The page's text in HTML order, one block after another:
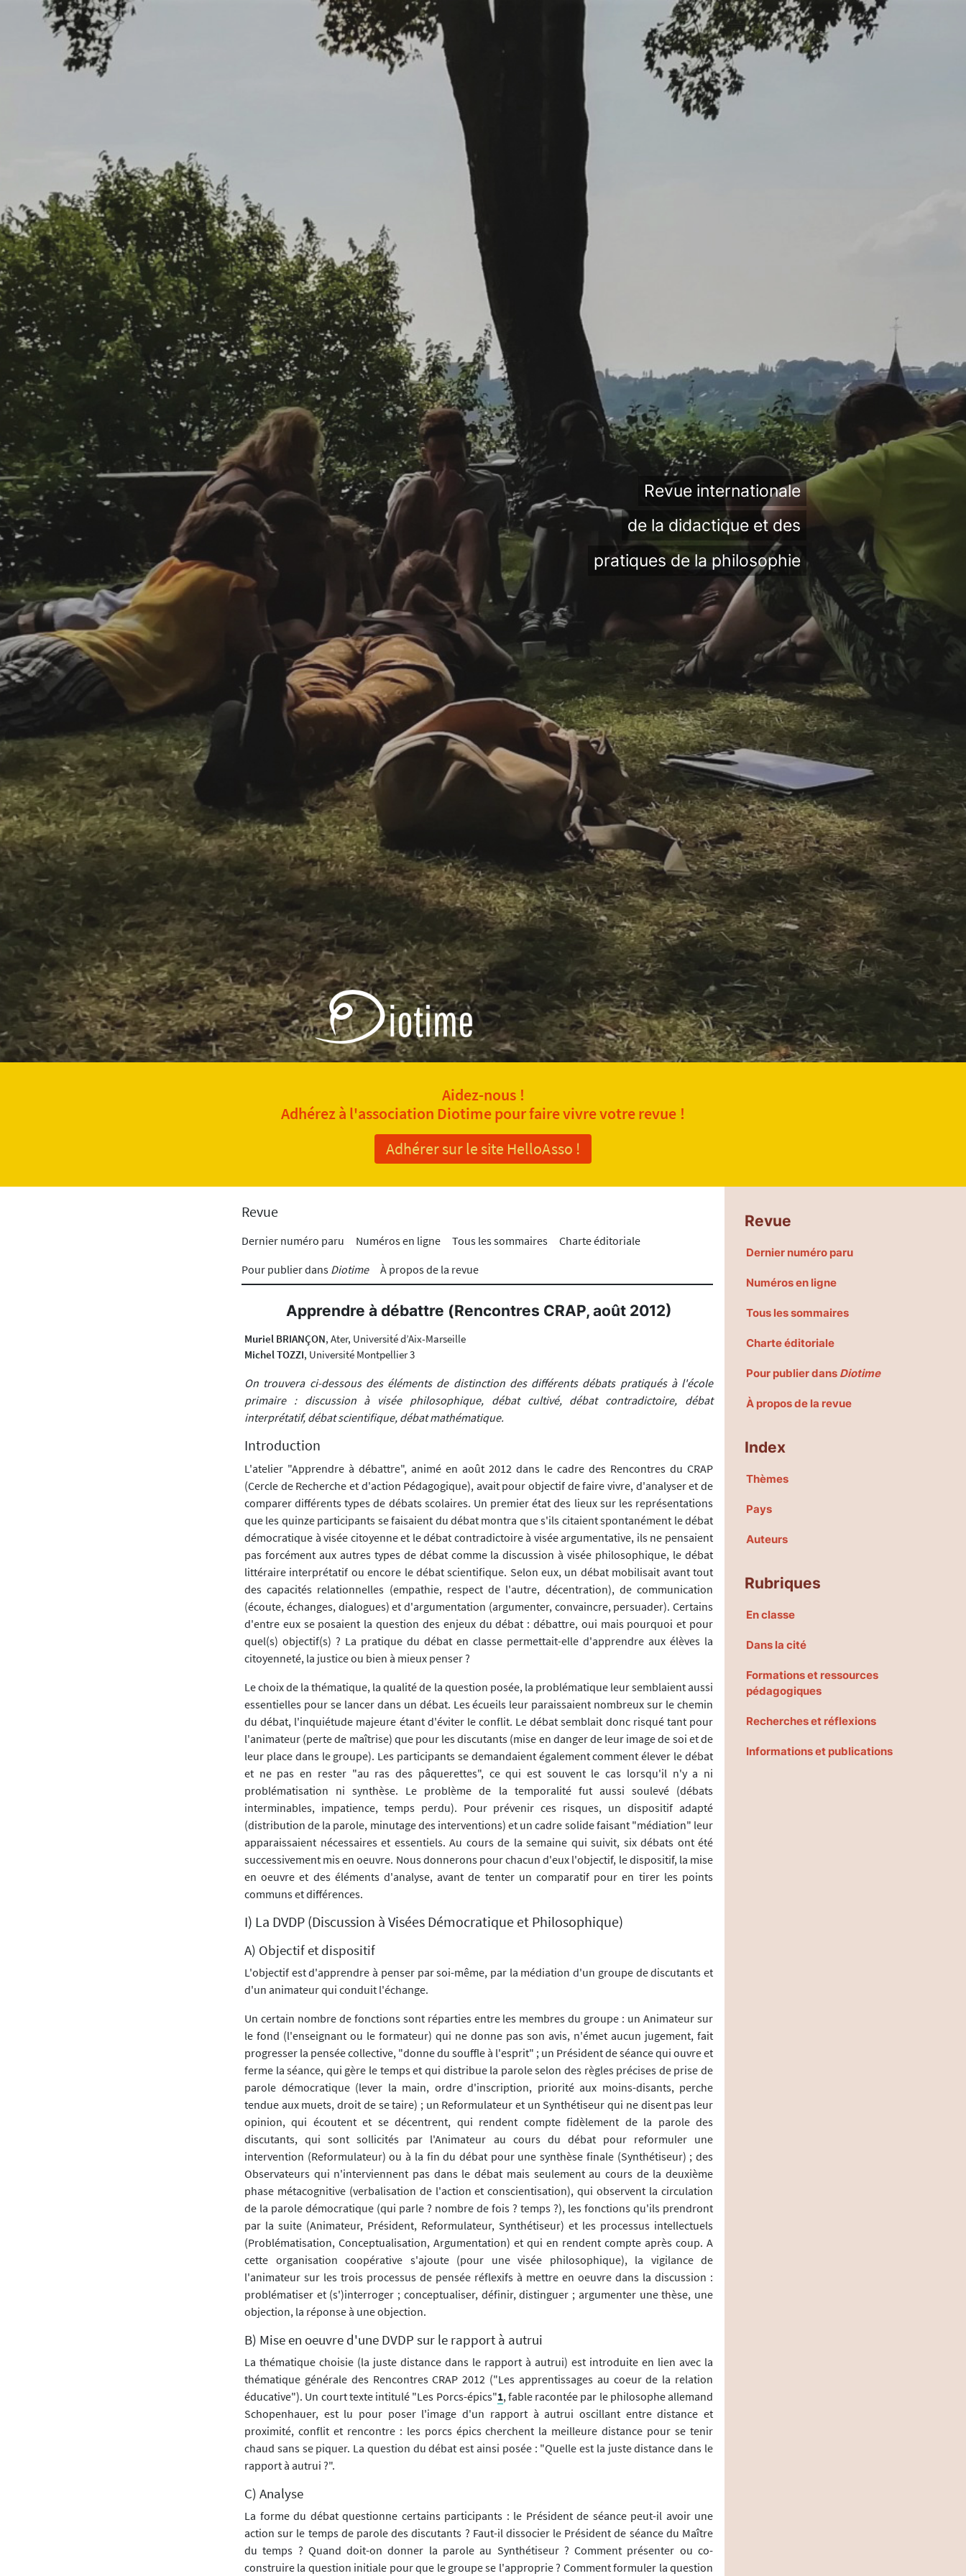
Revue internationale
de la didactique et des
pratiques de la philosophie
Aidez-nous !
Adhérez à l'association Diotime pour faire vivre votre revue !
Adhérer sur le site HelloAsso !
Revue
Dernier numéro paru Numéros en ligne Tous les sommaires
Charte éditoriale
Pour publier dans Diotime À propos de la revue
Apprendre à débattre (Rencontres CRAP, août 2012)
Muriel BRIANÇON, Ater, Université d’Aix-Marseille
Michel TOZZI, Université Montpellier 3
On trouvera ci-dessous des éléments de distinction des différents débats pratiqués à l'école
primaire : discussion à visée philosophique, débat cultivé, débat contradictoire, débat
interprétatif, débat scientifique, débat mathématique.
Introduction
L'atelier "Apprendre à débattre", animé en août 2012 dans le cadre des Rencontres du CRAP
(Cercle de Recherche et d'action Pédagogique), avait pour objectif de faire vivre, d'analyser et de
comparer différents types de débats scolaires. Un premier état des lieux sur les représentations
que les quinze participants se faisaient du débat montra que s'ils citaient spontanément le débat
démocratique à visée citoyenne et le débat contradictoire à visée argumentative, ils ne pensaient
pas forcément aux autres types de débat comme la discussion à visée philosophique, le débat
littéraire interprétatif ou encore le débat scientifique. Selon eux, un débat mobilisait avant tout
des capacités relationnelles (empathie, respect de l'autre, décentration), de communication
(écoute, échanges, dialogues) et d'argumentation (argumenter, convaincre, persuader). Certains
d'entre eux se posaient la question des enjeux du débat : débattre, oui mais pourquoi et pour
quel(s) objectif(s) ? La pratique du débat en classe permettait-elle d'apprendre aux élèves la
citoyenneté, la justice ou bien à mieux penser ?
Le choix de la thématique, la qualité de la question posée, la problématique leur semblaient aussi
essentielles pour se lancer dans un débat. Les écueils leur paraissaient nombreux sur le chemin
du débat, l'inquiétude majeure étant d'éviter le conflit. Le débat semblait donc risqué tant pour
l'animateur (perte de maîtrise) que pour les discutants (mise en danger de leur image de soi et de
leur place dans le groupe). Les participants se demandaient également comment élever le débat
et ne pas en rester "au ras des pâquerettes", ce qui est souvent le cas lorsqu'il n'y a ni
problématisation ni synthèse. Le problème de la temporalité fut aussi soulevé (débats
interminables, impatience, temps perdu). Pour prévenir ces risques, un dispositif adapté
(distribution de la parole, minutage des interventions) et un cadre solide faisant "médiation" leur
apparaissaient nécessaires et essentiels. Au cours de la semaine qui suivit, six débats ont été
successivement mis en oeuvre. Nous donnerons pour chacun d'eux l'objectif, le dispositif, la mise
en oeuvre et des éléments d'analyse, avant de tenter un comparatif pour en tirer les points
communs et différences.
I) La DVDP (Discussion à Visées Démocratique et Philosophique)
A) Objectif et dispositif
L'objectif est d'apprendre à penser par soi-même, par la médiation d'un groupe de discutants et
d'un animateur qui conduit l'échange.
Un certain nombre de fonctions sont réparties entre les membres du groupe : un Animateur sur
le fond (l'enseignant ou le formateur) qui ne donne pas son avis, n'émet aucun jugement, fait
progresser la pensée collective, "donne du souffle à l'esprit" ; un Président de séance qui ouvre et
ferme la séance, qui gère le temps et qui distribue la parole selon des règles précises de prise de
parole démocratique (lever la main, ordre d'inscription, priorité aux moins-disants, perche
tendue aux muets, droit de se taire) ; un Reformulateur et un Synthétiseur qui ne disent pas leur
opinion, qui écoutent et se décentrent, qui rendent compte fidèlement de la parole des
discutants, qui sont sollicités par l'Animateur au cours du débat pour reformuler une
intervention (Reformulateur) ou à la fin du débat pour une synthèse finale (Synthétiseur) ; des
Observateurs qui n'interviennent pas dans le débat mais seulement au cours de la deuxième
phase métacognitive (verbalisation de l'action et conscientisation), qui observent la circulation
de la parole démocratique (qui parle ? nombre de fois ? temps ?), les fonctions qu'ils prendront
par la suite (Animateur, Président, Reformulateur, Synthétiseur) et les processus intellectuels
(Problématisation, Conceptualisation, Argumentation) et qui en rendent compte après coup. A
cette organisation coopérative s'ajoute (pour une visée philosophique), la vigilance de
l'animateur sur les trois processus de pensée réflexifs à mettre en oeuvre dans la discussion :
problématiser et (s')interroger ; conceptualiser, définir, distinguer ; argumenter une thèse, une
objection, la réponse à une objection.
B) Mise en oeuvre d'une DVDP sur le rapport à autrui
La thématique choisie (la juste distance dans le rapport à autrui) est introduite en lien avec la
thématique générale des Rencontres CRAP 2012 ("Les apprentissages au coeur de la relation
éducative"). Un court texte intitulé "Les Porcs-épics"1, fable racontée par le philosophe allemand
Schopenhauer, est lu pour poser l'image d'un rapport à autrui oscillant entre distance et
proximité, conflit et rencontre : les porcs épics cherchent la meilleure distance pour se tenir
chaud sans se piquer. La question du débat est ainsi posée : "Quelle est la juste distance dans le
rapport à autrui ?".
C) Analyse
La forme du débat questionne certains participants : le Président de séance peut-il avoir une
action sur le temps de parole des discutants ? Faut-il dissocier le Président de séance du Maître
du temps ? Quand doit-on donner la parole au Synthétiseur ? Comment présenter ou co-
construire la question initiale pour que le groupe se l'approprie ? Comment formuler la question
Revue
Dernier numéro paru
Numéros en ligne
Tous les sommaires
Charte éditoriale
Pour publier dans Diotime
À propos de la revue
Index
Thèmes
Pays
Auteurs
Rubriques
En classe
Dans la cité
Formations et ressources
pédagogiques
Recherches et réflexions
Informations et publications